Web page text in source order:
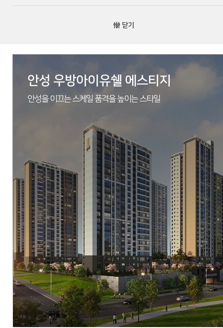
닫기
안성 우방아이유쉘 에스티지
안성을 이끄는 스케일 품격을 높이는 스타일